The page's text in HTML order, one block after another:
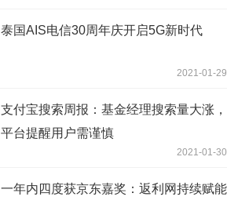
泰国AIS电信30周年庆开启5G新时代
2021-01-29
支付宝搜索周报：基金经理搜索量大涨，
平台提醒用户需谨慎
2021-01-30
一年内四度获京东嘉奖：返利网持续赋能